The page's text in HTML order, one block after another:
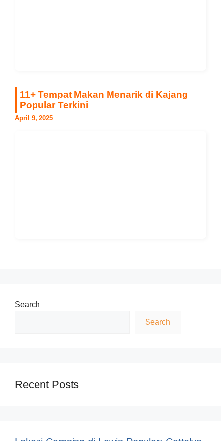
11+ Tempat Makan Menarik di Kajang
Popular Terkini
April 9, 2025
Search
Search
Recent Posts